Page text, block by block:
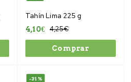
Tahín Lima 225 g
4,25€
4,10€
Comprar
-31%